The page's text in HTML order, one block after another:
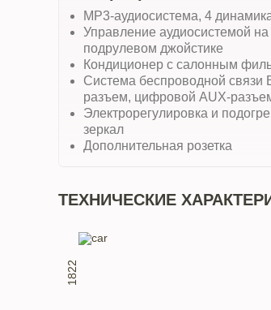
MP3-аудиосистема, 4
Управление аудиосистемой на
подрулевом джойстике
Кондиционер с салонным
Система беспроводной связи
разъем, цифровой AUX-
Электрорегулировка и
зеркал
Дополнительная розетка
ТЕХНИЧЕСКИЕ
1822